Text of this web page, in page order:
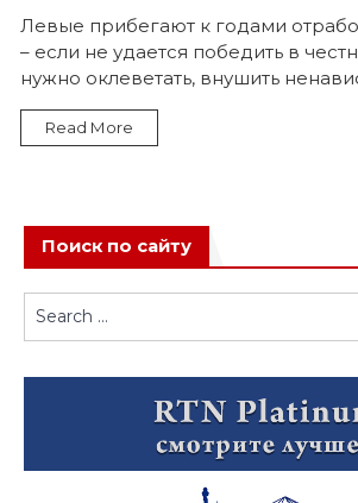
Левые прибегают к годами
– если не удается победить в
нужно оклеветать, внушить
Read More
Поиск по сайту
Search
for: